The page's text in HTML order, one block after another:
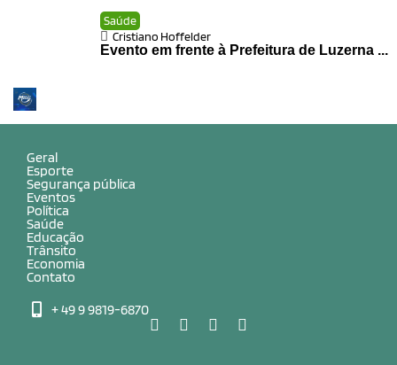
Saúde
Cristiano Hoffelder
Evento em frente à Prefeitura de Luzerna ...
Geral
Esporte
Segurança pública
Eventos
Política
Saúde
Educação
Trânsito
Economia
Contato
+ 49 9 9819-6870